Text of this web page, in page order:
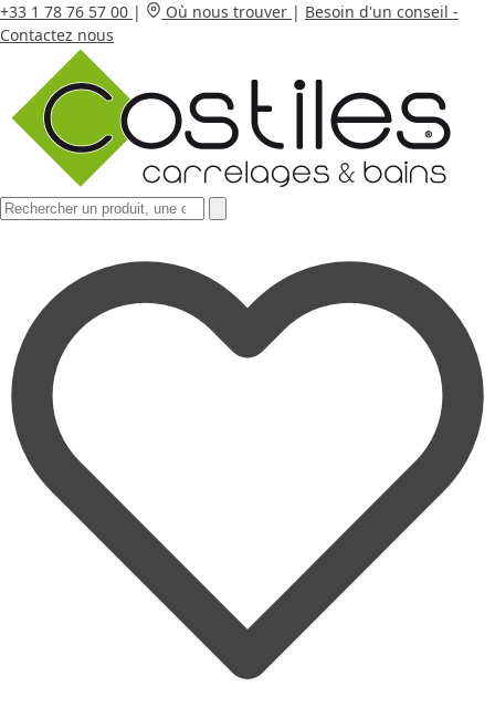
+33 1 78 76 57 00 | Où nous trouver | Besoin d'un conseil -
Contactez nous